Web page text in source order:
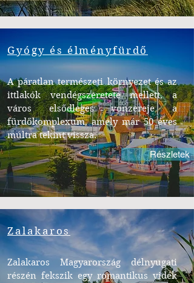
Gyógy és élményfürdő
A páratlan természeti környezet és az
ittlakók vendégszeretete mellett, a
város elsődleges vonzereje a
fürdőkomplexum, amely már 50 éves
múltra tekint vissza.
Részletek
Zalakaros
Zalakaros Magyarország délnyugati
részén fekszik egy romantikus vidék